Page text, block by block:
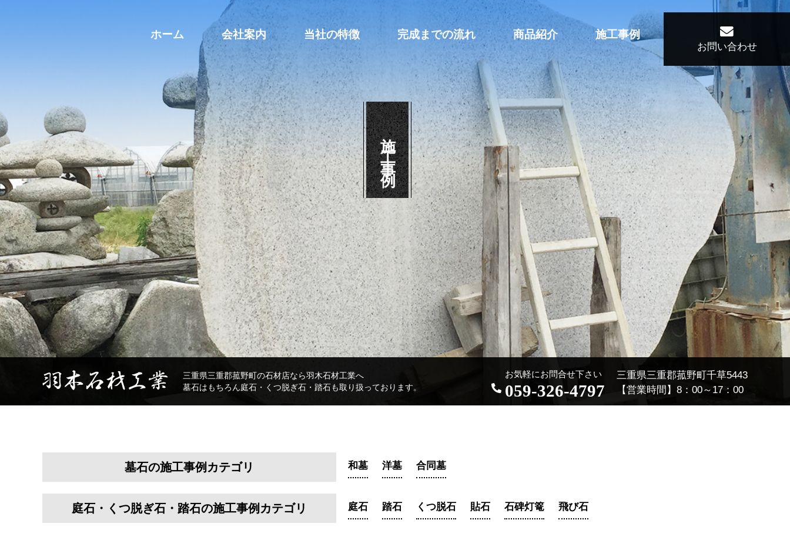
施工事例
三重県三重郡菰野町の石材店なら羽木石材工業へ
墓石はもちろん庭石・くつ脱ぎ石・踏石も取り扱っております。
お気軽にお問合せ下さい
059-326-4797
三重県三重郡菰野町千草5443
【営業時間】8：00～17：00
ホーム 会社案内 当社の特徴 完成までの流れ 商品紹介 施工事例
お問い合わせ
墓石の施工事例カテゴリ 和墓 洋墓 合同墓
庭石・くつ脱ぎ石・踏石の施工事例カテゴリ 庭石 踏石 くつ脱石 貼石 石碑灯篭 飛び石